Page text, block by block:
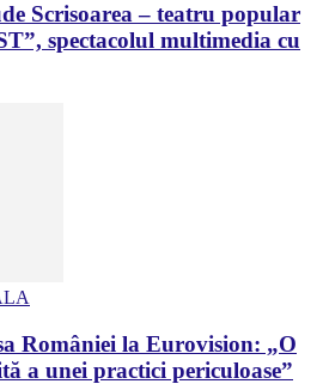
Scrisoarea – teatru popular
spectacolul multimedia cu
României la Eurovision: „O
a unei practici periculoase”